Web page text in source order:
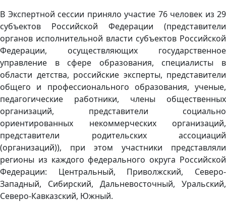
В Экспертной сессии приняло участие 76 человек из 29
субъектов Российской Федерации (представители
органов исполнительной власти субъектов Российской
Федерации, осуществляющих государственное
управление в сфере образования, специалисты в
области детства, российские эксперты, представители
общего и профессионального образования, ученые,
педагогические работники, члены общественных
организаций, представители социально
ориентированных некоммерческих организаций,
представители родительских ассоциаций
(организаций)), при этом участники представляли
регионы из каждого федерального округа Российской
Федерации: Центральный, Приволжский, Северо-
Западный, Сибирский, Дальневосточный, Уральский,
Северо-Кавказский, Южный.